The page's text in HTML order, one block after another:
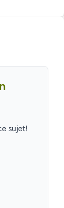
sujet!